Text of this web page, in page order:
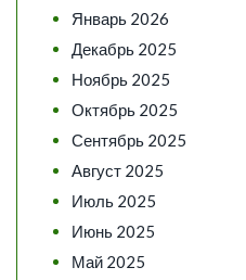
Январь 2026
Декабрь 2025
Ноябрь 2025
Октябрь 2025
Сентябрь 2025
Август 2025
Июль 2025
Июнь 2025
Май 2025